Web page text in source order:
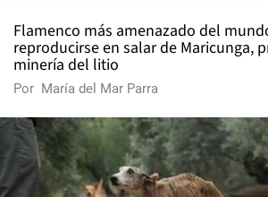
Flamenco más amenazado del
reproducirse en salar de Maricunga,
minería del litio
Por María del Mar Parra